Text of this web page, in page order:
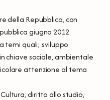
della Repubblica, con
giugno 2012.
temi quali; sviluppo
chiave sociale, ambientale
attenzione al tema
diritto allo studio,